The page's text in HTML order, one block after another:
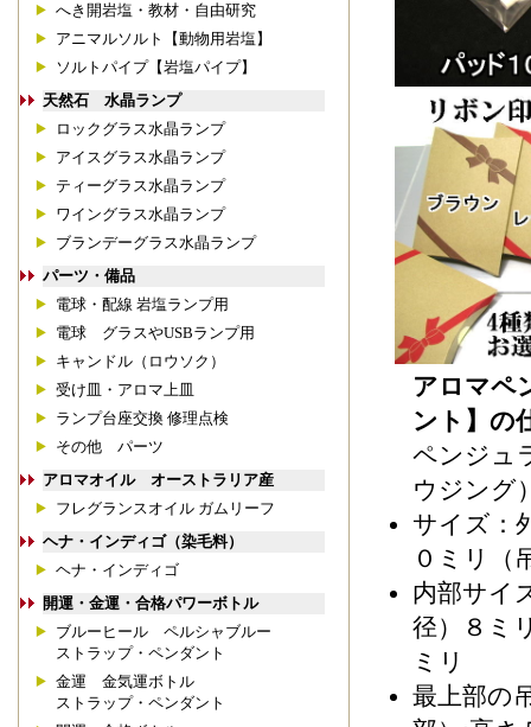
へき開岩塩・教材・自由研究
アニマルソルト【動物用岩塩】
ソルトパイプ【岩塩パイプ】
天然石 水晶ランプ
ロックグラス水晶ランプ
アイスグラス水晶ランプ
ティーグラス水晶ランプ
ワイングラス水晶ランプ
ブランデーグラス水晶ランプ
パーツ・備品
電球・配線 岩塩ランプ用
電球 グラスやUSBランプ用
キャンドル（ロウソク）
受け皿・アロマ上皿
ランプ台座交換 修理点検
その他 パーツ
アロマオイル オーストラリア産
フレグランスオイル ガムリーフ
ヘナ・インディゴ（染毛料）
ヘナ・インディゴ
開運・金運・合格パワーボトル
ブルーヒール ペルシャブルー
ストラップ・ペンダント
金運 金気運ボトル
ストラップ・ペンダント
アロマペ
ント】の
ペンジュ
ウジング
サイズ：
０ミリ（
内部サイ
径）８ミ
ミリ
最上部の